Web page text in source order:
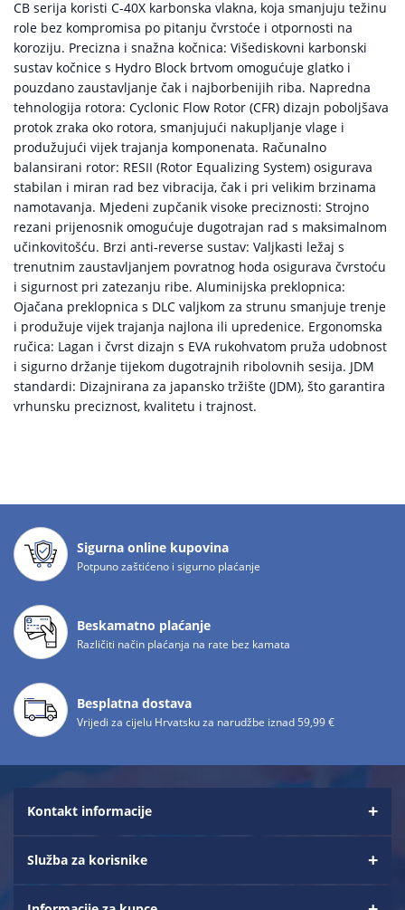
CB serija koristi C-40X karbonska vlakna, koja smanjuju težinu
role bez kompromisa po pitanju čvrstoće i otpornosti na
koroziju. Precizna i snažna kočnica: Višediskovni karbonski
sustav kočnice s Hydro Block brtvom omogućuje glatko i
pouzdano zaustavljanje čak i najborbenijih riba. Napredna
tehnologija rotora: Cyclonic Flow Rotor (CFR) dizajn poboljšava
protok zraka oko rotora, smanjujući nakupljanje vlage i
produžujući vijek trajanja komponenata. Računalno
balansirani rotor: RESII (Rotor Equalizing System) osigurava
stabilan i miran rad bez vibracija, čak i pri velikim brzinama
namotavanja. Mjedeni zupčanik visoke preciznosti: Strojno
rezani prijenosnik omogućuje dugotrajan rad s maksimalnom
učinkovitošću. Brzi anti-reverse sustav: Valjkasti ležaj s
trenutnim zaustavljanjem povratnog hoda osigurava čvrstoću
i sigurnost pri zatezanju ribe. Aluminijska preklopnica:
Ojačana preklopnica s DLC valjkom za strunu smanjuje trenje
i produžuje vijek trajanja najlona ili upredenice. Ergonomska
ručica: Lagan i čvrst dizajn s EVA rukohvatom pruža udobnost
i sigurno držanje tijekom dugotrajnih ribolovnih sesija. JDM
standardi: Dizajnirana za japansko tržište (JDM), što garantira
vrhunsku preciznost, kvalitetu i trajnost.
Sigurna online kupovina
Potpuno zaštićeno i sigurno plaćanje
Beskamatno plaćanje
Različiti način plaćanja na rate bez kamata
Besplatna dostava
Vrijedi za cijelu Hrvatsku za narudžbe iznad 59,99 €
Kontakt informacije
Služba za korisnike